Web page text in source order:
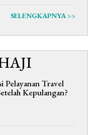
SELENGKAPNYA >>
Pelayanan Travel
Kepulangan?